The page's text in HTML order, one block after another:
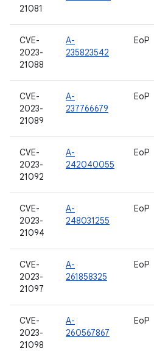
21081
CVE-
2023-
21088
A-
235823542
EoP
CVE-
2023-
21089
A-
237766679
EoP
CVE-
2023-
21092
A-
242040055
EoP
CVE-
2023-
21094
A-
248031255
EoP
CVE-
2023-
21097
A-
261858325
EoP
CVE-
2023-
21098
A-
260567867
EoP